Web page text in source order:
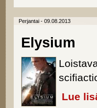
Perjantai - 09.08.2013
Elysium
Lue